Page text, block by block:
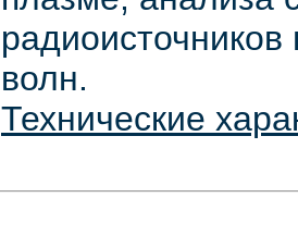
волн.
Технические